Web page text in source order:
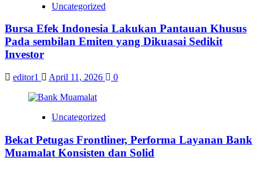
Uncategorized
Bursa Efek Indonesia Lakukan Pantauan Khusus
Pada sembilan Emiten yang Dikuasai Sedikit
Investor
editor1 April 11, 2026 0
Uncategorized
Bekat Petugas Frontliner, Performa Layanan Bank
Muamalat Konsisten dan Solid